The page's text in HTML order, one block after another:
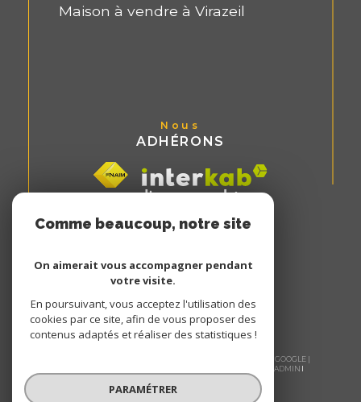
Maison à vendre à Virazeil
Nous
ADHÉRONS
© 2026 | TOUS DROITS RÉSERVÉS | TRADUCTION POWERED BY GOOGLE |
ADMIN
COOKIES
Comme beaucoup, notre site
On aimerait vous accompagner pendant
votre visite.
En poursuivant, vous acceptez l'utilisation des
cookies par ce site, afin de vous proposer des
contenus adaptés et réaliser des statistiques !
PARAMÉTRER